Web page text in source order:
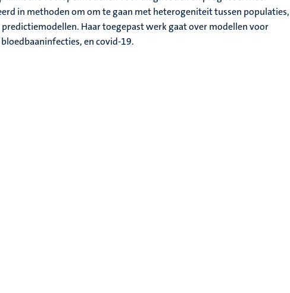
in methoden om om te gaan met heterogeniteit tussen populaties,
Haar toegepast werk gaat over modellen voor
en covid-19.